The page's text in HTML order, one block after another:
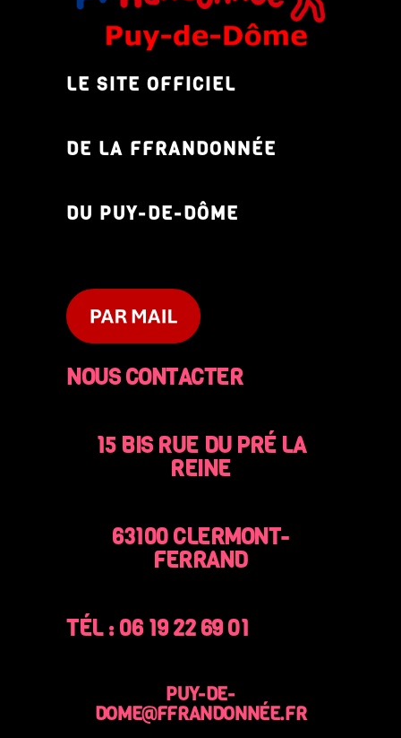
LE SITE OFFICIEL
DE LA FFRANDONNÉE
DU PUY-DE-DÔME
NOUS CONTACTER
15 BIS RUE DU PRÉ LA
REINE
63100 CLERMONT-
FERRAND
TÉL : 06 19 22 69 01
PUY-DE-
DOME@FFRANDONNÉE.FR